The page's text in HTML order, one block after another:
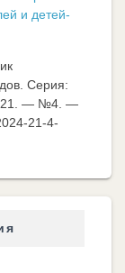
и детей-
Серия:
21. — №4. —
21-4-